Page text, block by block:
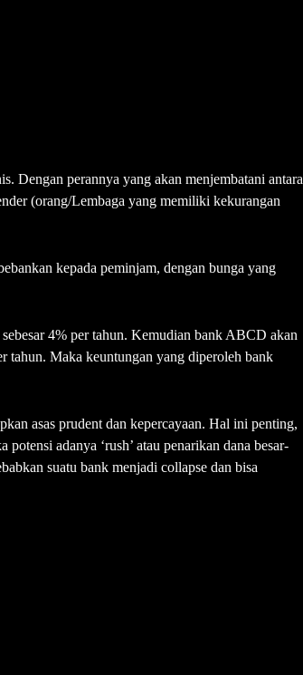
Dengan perannya yang akan menjembatani antara
(orang/Lembaga yang memiliki kekurangan
kepada peminjam, dengan bunga yang
4% per tahun. Kemudian bank ABCD akan
tahun. Maka keuntungan yang diperoleh bank
asas prudent dan kepercayaan. Hal ini penting,
adanya ‘rush’ atau penarikan dana besar-
suatu bank menjadi collapse dan bisa